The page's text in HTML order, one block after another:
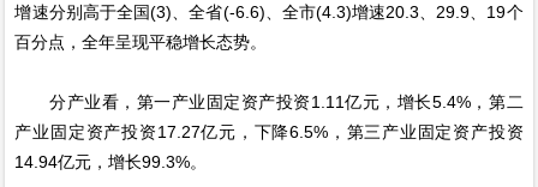
增速分别高于全国(3)、全省(-6.6)、全市(4.3)增速20.3、29.9、19个
百分点，全年呈现平稳增长态势。
分产业看，第一产业固定资产投资1.11亿元，增长5.4%，第二
产业固定资产投资17.27亿元，下降6.5%，第三产业固定资产投资
14.94亿元，增长99.3%。